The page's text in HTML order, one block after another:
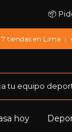
📦
7 tiendas en Lima |
hoy